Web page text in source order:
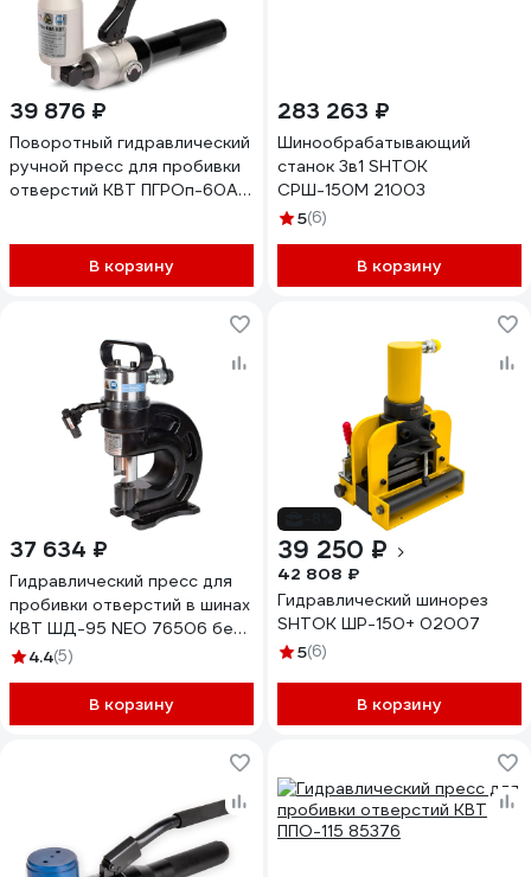
39 876 ₽
Поворотный гидравлический
ручной пресс для пробивки
отверстий КВТ ПГРОп-60А
В корзину
283 263 ₽
Шинообрабатывающий
станок 3в1 SHTOK
СРШ-150M 21003
5(6)
В корзину
37 634 ₽
Гидравлический пресс для
пробивки отверстий в шинах
КВТ ШД-95 NEO 76506 без
матриц
4.4(5)
В корзину
39 250 ₽
42 808 ₽
Гидравлический шинорез
SHTOK ШР-150+ 02007
5(6)
В корзину